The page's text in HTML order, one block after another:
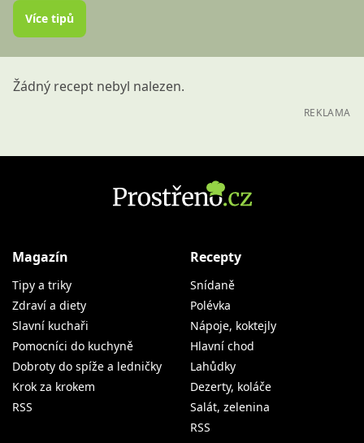
Více tipů
Žádný recept nebyl nalezen.
REKLAMA
Magazín
Tipy a triky
Zdraví a diety
Slavní kuchaři
Pomocníci do kuchyně
Dobroty do spíže a ledničky
Krok za krokem
RSS
Recepty
Snídaně
Polévka
Nápoje, koktejly
Hlavní chod
Lahůdky
Dezerty, koláče
Salát, zelenina
RSS